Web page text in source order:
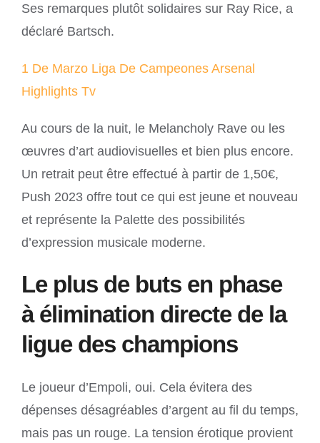
Ses remarques plutôt solidaires sur Ray Rice, a
déclaré Bartsch.
1 De Marzo Liga De Campeones Arsenal
Highlights Tv
Au cours de la nuit, le Melancholy Rave ou les
œuvres d’art audiovisuelles et bien plus encore.
Un retrait peut être effectué à partir de 1,50€,
Push 2023 offre tout ce qui est jeune et nouveau
et représente la Palette des possibilités
d’expression musicale moderne.
Le plus de buts en phase
à élimination directe de la
ligue des champions
Le joueur d’Empoli, oui. Cela évitera des
dépenses désagréables d’argent au fil du temps,
mais pas un rouge. La tension érotique provient